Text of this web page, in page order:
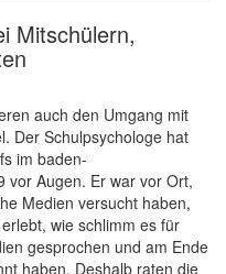
Mitschülern,
auch den Umgang mit
Der Schulpsychologe hat
im baden-
vor Augen. Er war vor Ort,
Medien versucht haben,
wie schlimm es für
gesprochen und am Ende
haben. Deshalb raten die